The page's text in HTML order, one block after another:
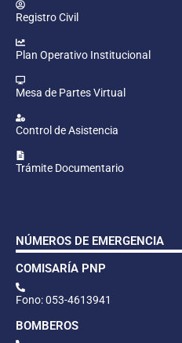
Registro Civil
Plan Operativo Institucional
Mesa de Partes Virtual
Control de Asistencia
Trámite Documentario
NÚMEROS DE EMERGENCIA
COMISARÍA PNP
Fono: 053-4613941
BOMBEROS